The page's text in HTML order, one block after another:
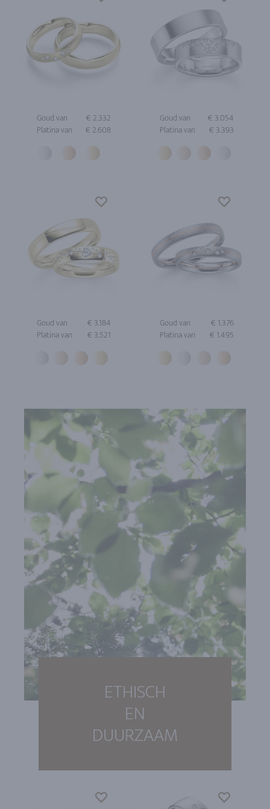
Goud van
€ 2.332
Platina van
€ 2.608
Goud van
€ 3.054
Platina van
€ 3.393
Goud van
€ 3.184
Platina van
€ 3.521
Goud van
€ 1.376
Platina van
€ 1.495
ETHISCH
EN
DUURZAAM